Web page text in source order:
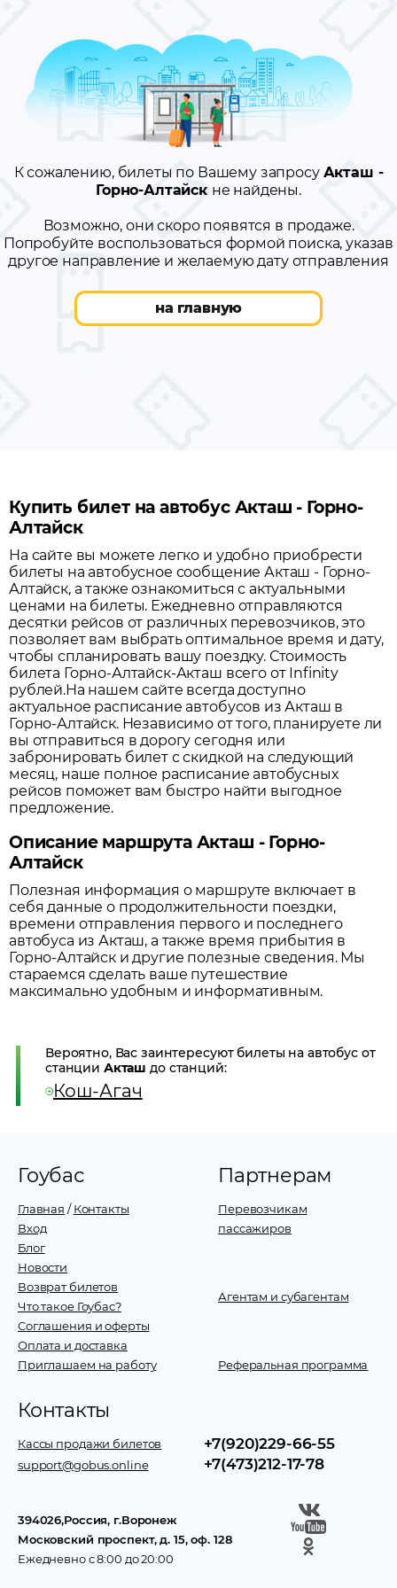
К сожалению, билеты по Вашему запросу Акташ -
Горно-Алтайск не найдены.
Возможно, они скоро появятся в продаже.
Попробуйте воспользоваться формой поиска, указав
другое направление и желаемую дату отправления
на главную
Купить билет на автобус Акташ - Горно-
Алтайск
На сайте вы можете легко и удобно приобрести
билеты на автобусное сообщениеАкташ - Горно-
Алтайск, а также ознакомиться с актуальными
ценами на билеты. Ежедневно отправляются
десятки рейсов от различных перевозчиков, это
позволяет вам выбрать оптимальное время и дату,
чтобы спланировать вашу поездку. Стоимость
билета Горно-Алтайск-Акташ всего от Infinity
рублей.На нашем сайте всегда доступно
актуальное расписание автобусов изАкташ в
Горно-Алтайск. Независимо от того, планируете ли
вы отправиться в дорогу сегодня или
забронировать билет с скидкой на следующий
месяц, наше полное расписание автобусных
рейсов поможет вам быстро найти выгодное
предложение.
Описание маршрута Акташ - Горно-
Алтайск
Полезная информация о маршруте включает в
себя данные о продолжительности поездки,
времени отправления первого и последнего
автобуса изАкташ, а также время прибытия в
Горно-Алтайски другие полезные сведения. Мы
стараемся сделать ваше путешествие
максимально удобным и информативным.
Вероятно, Вас заинтересуют билеты на автобус от
станции Акташ до станций:
Кош-Агач
Гоубас
Главная /Контакты
Вход
Блог
Новости
Возврат билетов
Что такое Гоубас?
Соглашения и оферты
Оплата и доставка
Приглашаем на работу
Партнерам
Перевозчикам
пассажиров
Агентам и субагентам
Реферальная программа
Контакты
Кассы продажи билетов
support@gobus.online
+7(920)229-66-55
+7(473)212-17-78
394026,Россия, г.Воронеж
Московский проспект, д. 15, оф. 128
Ежедневно с 8:00 до 20:00